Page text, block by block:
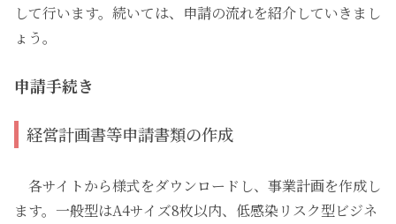
して行います。続いては、申請の流れを紹介していきまし
ょう。
申請手続き
経営計画書等申請書類の作成
各サイトから様式をダウンロードし、事業計画を作成し
ます。一般型はA4サイズ8枚以内、低感染リスク型ビジネ